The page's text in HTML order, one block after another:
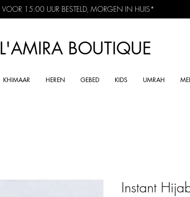
VOOR 15:00 UUR BESTELD, MORGEN IN HUIS*
L'AMIRA BOUTIQUE
KHIMAAR HEREN GEBED KIDS UMRAH
Instant